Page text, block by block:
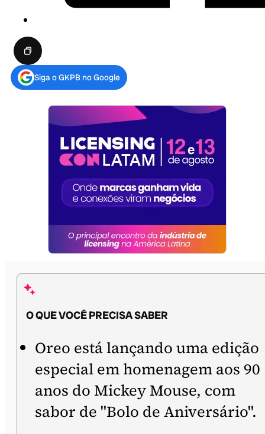
Siga o GKPB no Google
O QUE VOCÊ PRECISA SABER
Oreo está lançando uma edição
especial em homenagem aos 90
anos do Mickey Mouse, com
sabor de "Bolo de Aniversário".